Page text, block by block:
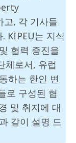
, 각 기사들
KIPEU는 지식
협력 증진을
체로서, 유럽
하는 한인 변
로 구성된 협
및 취지에 대
같이 설명 드